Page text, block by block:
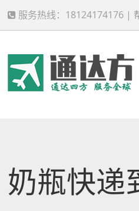
服务热线：18124174176 |
奶瓶快递